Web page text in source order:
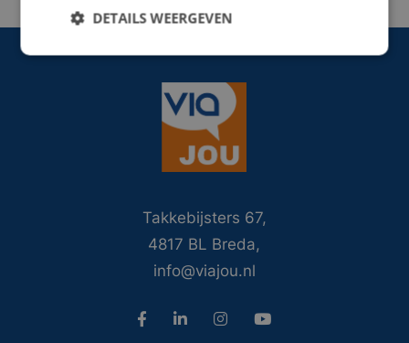
Takkebijsters 67,
4817 BL Breda,
info@viajou.nl
DETAILS WEERGEVEN